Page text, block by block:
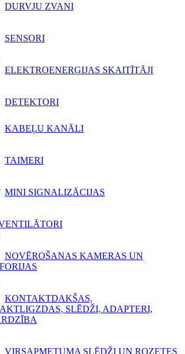
DURVJU ZVANI
SENSORI
ELEKTROENERĢIJAS SKAITĪTĀJI
DETEKTORI
KABEĻU KANĀLI
TAIMERI
MINI SIGNALIZĀCIJAS
NOVĒROŠANAS KAMERAS UN
KONTAKTDAKŠAS,
SLĒDŽI, ADAPTERI,
VIRSAPMETUMA SLĒDŽI UN ROZETES